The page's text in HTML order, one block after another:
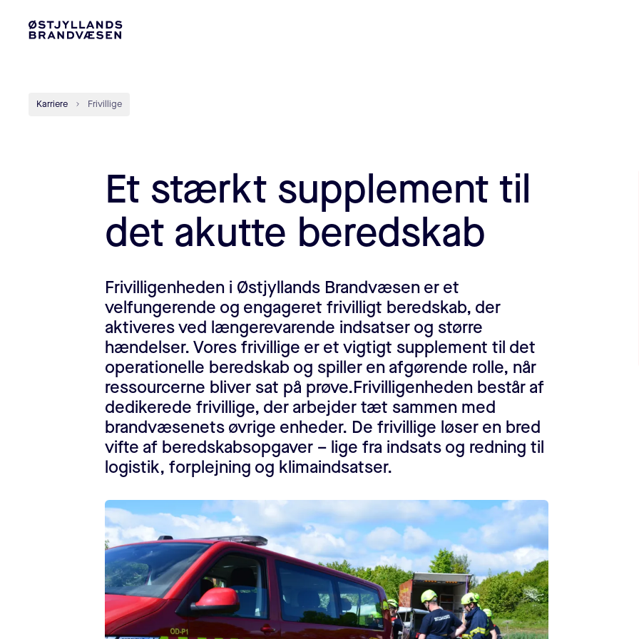
Karriere Frivillige
Et stærkt supplement til
det akutte beredskab
Frivilligenheden i Østjyllands Brandvæsen er et
velfungerende og engageret frivilligt beredskab, der
aktiveres ved længerevarende indsatser og større
hændelser. Vores frivillige er et vigtigt supplement til det
operationelle beredskab og spiller en afgørende rolle, når
ressourcerne bliver sat på prøve.Frivilligenheden består af
dedikerede frivillige, der arbejder tæt sammen med
brandvæsenets øvrige enheder. De frivillige løser en bred
vifte af beredskabsopgaver – lige fra indsats og redning til
logistik, forplejning og klimaindsatser.